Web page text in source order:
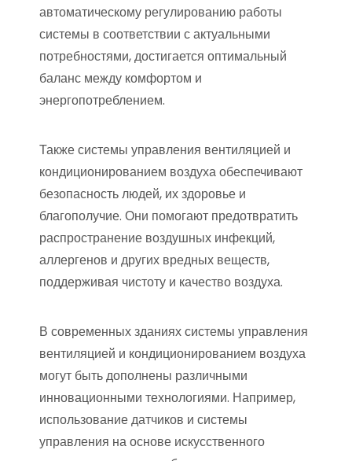
автоматическому регулированию работы
системы в соответствии с актуальными
потребностями, достигается оптимальный
баланс между комфортом и
энергопотреблением.
Также системы управления вентиляцией и
кондиционированием воздуха обеспечивают
безопасность людей, их здоровье и
благополучие. Они помогают предотвратить
распространение воздушных инфекций,
аллергенов и других вредных веществ,
поддерживая чистоту и качество воздуха.
В современных зданиях системы управления
вентиляцией и кондиционированием воздуха
могут быть дополнены различными
инновационными технологиями. Например,
использование датчиков и системы
управления на основе искусственного